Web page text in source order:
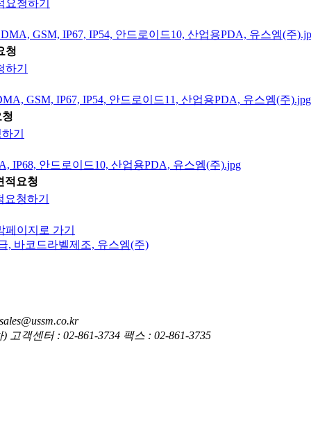
요청하기
청
하기
기
적요청
요청하기
페이지로 가기
객센터 : 02-861-3734 팩스 : 02-861-3735